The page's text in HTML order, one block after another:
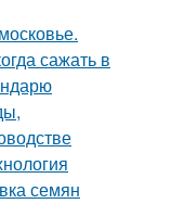
сажать в
семян